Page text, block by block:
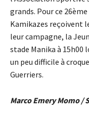
grands. Pour ce
Kamikazes reçoivent
leur campagne, la
stade Manika à 15h00
un peu difficile à
Guerriers.
Marco Emery Momo /